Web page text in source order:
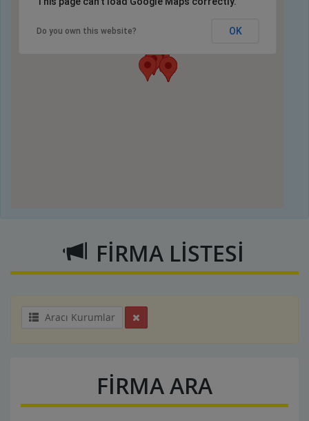
Do you own this website? OK
FİRMA LİSTESİ
Aracı Kurumlar
FİRMA ARA